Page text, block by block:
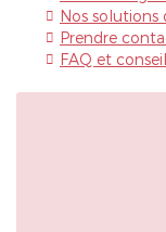
Nos
Prendre
FAQ et